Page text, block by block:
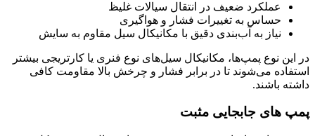
عملکرد ضعیف در انتقال سیالات غلیظ
حساس به تغییرات فشار و هواگیری
نیاز به آب‌بندی دقیق با مکانیکال سیل مقاوم به سایش
در این نوع پمپ‌ها، مکانیکال سیل‌های نوع فنری یا کارتریجی بیشتر
استفاده می‌شوند تا در برابر فشار و چرخش بالا مقاومت کافی
داشته باشند.
پمپ‌ های جابجایی مثبت